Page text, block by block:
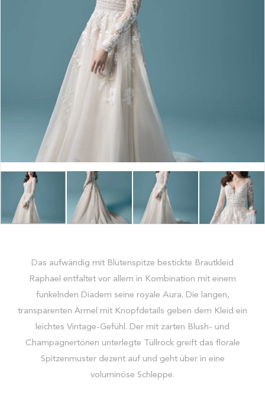
Das aufwändig mit Blütenspitze bestickte Brautkleid
Raphael entfaltet vor allem in Kombination mit einem
funkelnden Diadem seine royale Aura. Die langen,
transparenten Ärmel mit Knopfdetails geben dem Kleid ein
leichtes Vintage-Gefühl. Der mit zarten Blush- und
Champagnertönen unterlegte Tüllrock greift das florale
Spitzenmuster dezent auf und geht über in eine
voluminöse Schleppe.